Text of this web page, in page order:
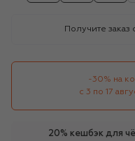
Получите
-30% на
с 3 по 17
20% кешбэк для